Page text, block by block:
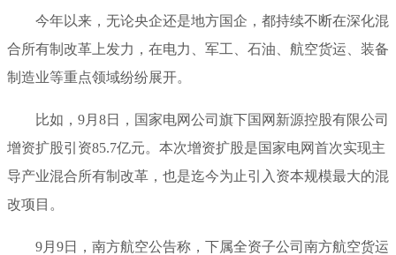
今年以来，无论央企还是地方国企，都持续不断在深化混
合所有制改革上发力，在电力、军工、石油、航空货运、装备
制造业等重点领域纷纷展开。
比如，9月8日，国家电网公司旗下国网新源控股有限公司
增资扩股引资85.7亿元。本次增资扩股是国家电网首次实现主
导产业混合所有制改革，也是迄今为止引入资本规模最大的混
改项目。
9月9日，南方航空公告称，下属全资子公司南方航空货运